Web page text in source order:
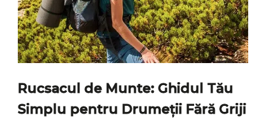
Rucsacul de Munte: Ghidul Tău
Simplu pentru Drumeții Fără Griji